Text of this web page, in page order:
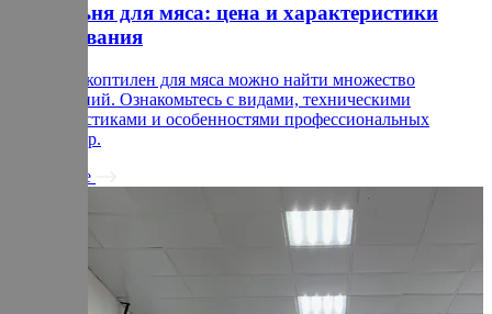
Коптильня для мяса: цена и характеристики
оборудования
На рынке коптилен для мяса можно найти множество
предложений. Ознакомьтесь с видами, техническими
характеристиками и особенностями профессиональных
термокамер.
Подробнее